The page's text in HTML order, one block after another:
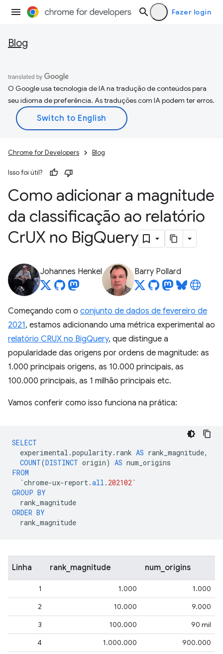
Fazer login
Blog
O Google usa tecnologia de IA na tradução de conteúdos para
seu idioma de preferência. As traduções com IA podem ter erros.
Chrome for Developers Blog
Isso foi útil?
Como adicionar a magnitude
da classificação ao relatório
CrUX no BigQuery
Johannes Henkel Barry Pollard
Começando com o conjunto de dados de fevereiro de
2021, estamos adicionando uma métrica experimental ao
relatório CRUX no BigQuery, que distingue a
popularidade das origens por ordens de magnitude: as
1.000 principais origens, as 10.000 principais, as
100.000 principais, as 1 milhão principais etc.
Vamos conferir como isso funciona na prática:
SELECT
experimental .popularity. rank AS rank_magnitude,
COUNT(DISTINCT origin) AS num_origins
FROM
`chrome-ux-report.all . 202102`
GROUP BY
rank_magnitude
ORDER BY
rank_magnitude
Linha rank_magnitude num_origins
1 1.000
1.000
2
10.000
9.000
3
100.000
90 mil
4
1.000.000
900.000